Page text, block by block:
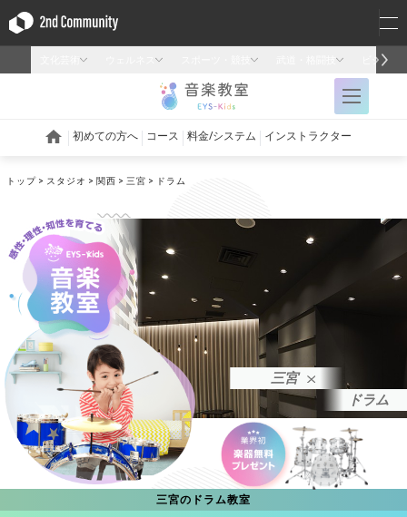
トップ スタジオ 関西 三宮 ドラム
三宮
ドラム
三宮のドラム教室